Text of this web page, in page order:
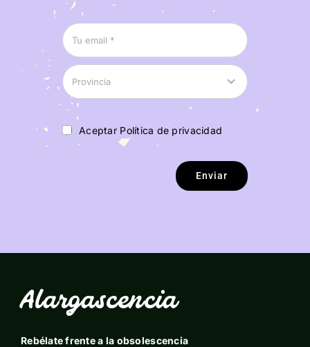
Aceptar Política de privacidad
Enviar
Alargascencia
Rebélate frente a la obsolescencia